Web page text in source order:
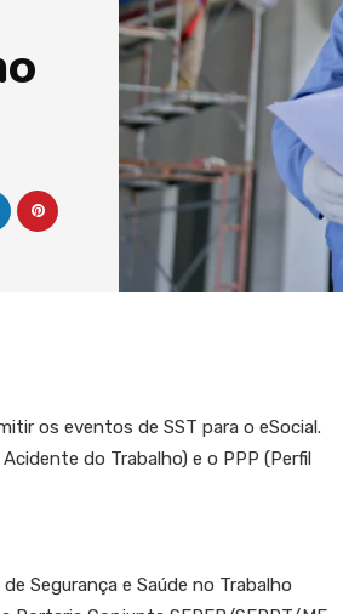
os eventos de SST para o eSocial.
do Trabalho) e o PPP (Perfil
Segurança e Saúde no Trabalho